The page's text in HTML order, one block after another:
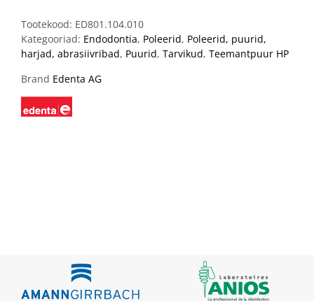
Tootekood: ED801.104.010
Kategooriad: Endodontia, Poleerid, Poleerid, puurid,
harjad, abrasiivribad, Puurid, Tarvikud, Teemantpuur HP
Brand Edenta AG